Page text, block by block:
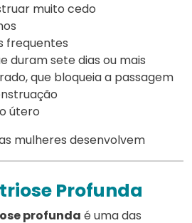
muito cedo
frequentes
duram sete dias ou mais
que bloqueia a passagem
útero
mulheres desenvolvem
Profunda
profunda é uma das